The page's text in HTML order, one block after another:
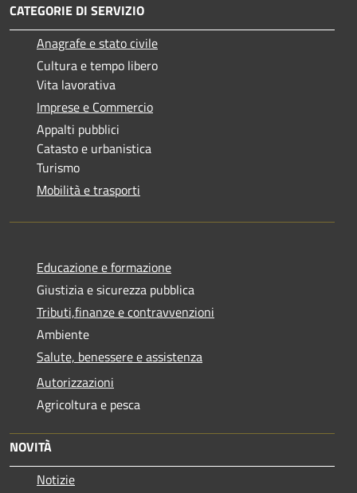
CATEGORIE DI SERVIZIO
Anagrafe e stato civile
Cultura e tempo libero
Vita lavorativa
Imprese e Commercio
Appalti pubblici
Catasto e urbanistica
Turismo
Mobilità e trasporti
Educazione e formazione
Giustizia e sicurezza pubblica
Tributi,finanze e contravvenzioni
Ambiente
Salute, benessere e assistenza
Autorizzazioni
Agricoltura e pesca
NOVITÀ
Notizie